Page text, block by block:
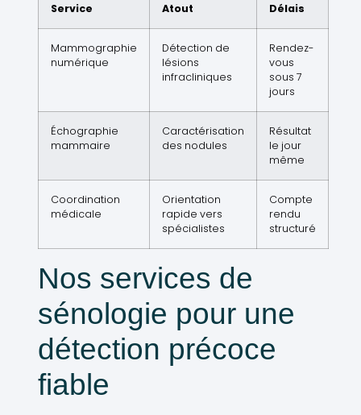
Service Atout Délais
Mammographie
numérique
Détection de
lésions
infracliniques
Rendez-
vous
sous 7
jours
Échographie
mammaire
Caractérisation
des nodules
Résultat
le jour
même
Coordination
médicale
Orientation
rapide vers
spécialistes
Compte
rendu
structuré
Nos services de
sénologie pour une
détection précoce
fiable